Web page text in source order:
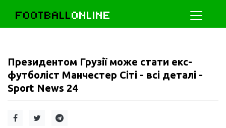
FOOTBALLONLINE
Президентом Грузії може стати екс-
футболіст Манчестер Сіті - всі деталі -
Sport News 24